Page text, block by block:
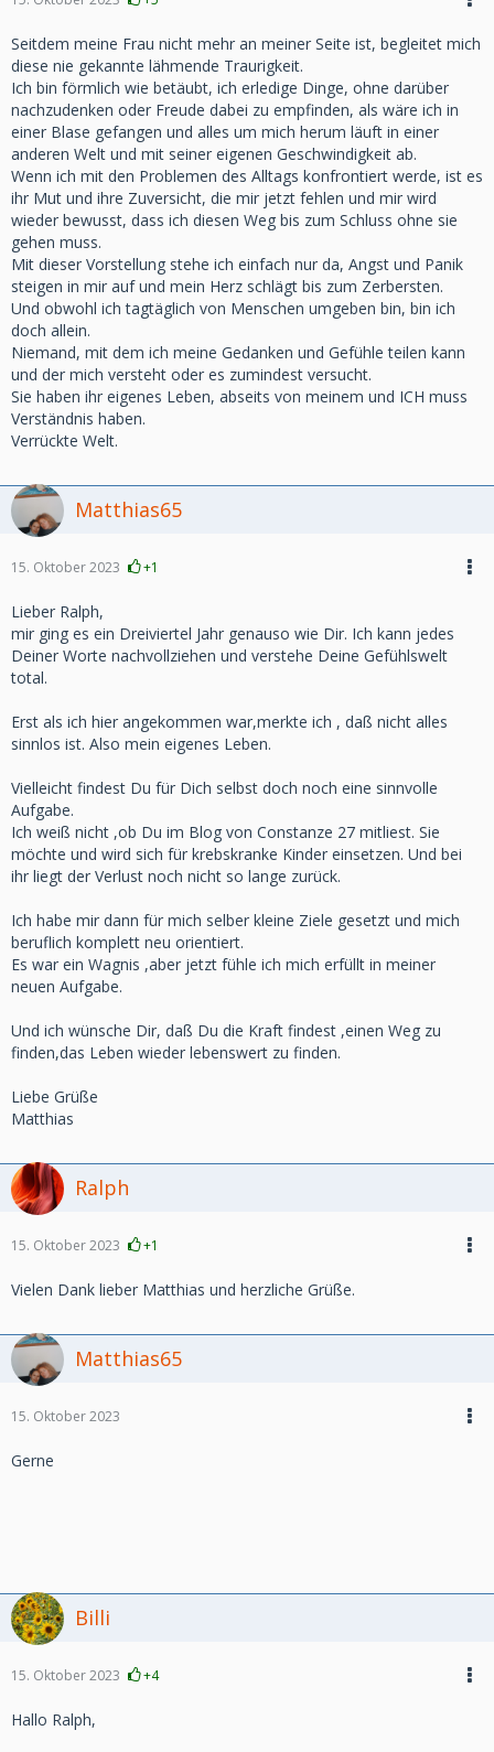
Seitdem meine Frau nicht mehr an meiner Seite ist, begleitet mich
diese nie gekannte lähmende Traurigkeit.
Ich bin förmlich wie betäubt, ich erledige Dinge, ohne darüber
nachzudenken oder Freude dabei zu empfinden, als wäre ich in
einer Blase gefangen und alles um mich herum läuft in einer
anderen Welt und mit seiner eigenen Geschwindigkeit ab.
Wenn ich mit den Problemen des Alltags konfrontiert werde, ist es
ihr Mut und ihre Zuversicht, die mir jetzt fehlen und mir wird
wieder bewusst, dass ich diesen Weg bis zum Schluss ohne sie
gehen muss.
Mit dieser Vorstellung stehe ich einfach nur da, Angst und Panik
steigen in mir auf und mein Herz schlägt bis zum Zerbersten.
Und obwohl ich tagtäglich von Menschen umgeben bin, bin ich
doch allein.
Niemand, mit dem ich meine Gedanken und Gefühle teilen kann
und der mich versteht oder es zumindest versucht.
Sie haben ihr eigenes Leben, abseits von meinem und ICH muss
Verständnis haben.
Verrückte Welt.
Matthias65
15. Oktober 2023 +1
Lieber Ralph,
mir ging es ein Dreiviertel Jahr genauso wie Dir. Ich kann jedes
Deiner Worte nachvollziehen und verstehe Deine Gefühlswelt
total.
Erst als ich hier angekommen war,merkte ich , daß nicht alles
sinnlos ist. Also mein eigenes Leben.
Vielleicht findest Du für Dich selbst doch noch eine sinnvolle
Aufgabe.
Ich weiß nicht ,ob Du im Blog von Constanze 27 mitliest. Sie
möchte und wird sich für krebskranke Kinder einsetzen. Und bei
ihr liegt der Verlust noch nicht so lange zurück.
Ich habe mir dann für mich selber kleine Ziele gesetzt und mich
beruflich komplett neu orientiert.
Es war ein Wagnis ,aber jetzt fühle ich mich erfüllt in meiner
neuen Aufgabe.
Und ich wünsche Dir, daß Du die Kraft findest ,einen Weg zu
finden,das Leben wieder lebenswert zu finden.
Liebe Grüße
Matthias
Ralph
15. Oktober 2023 +1
Vielen Dank lieber Matthias und herzliche Grüße.
Matthias65
15. Oktober 2023
Gerne
Billi
15. Oktober 2023 +4
Hallo Ralph,